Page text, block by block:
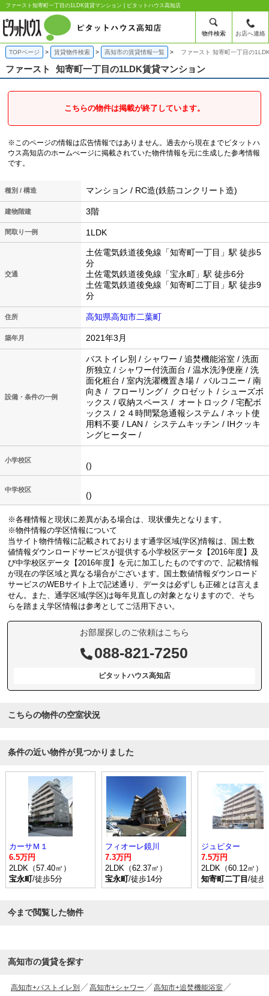
ファースト知寄町一丁目の1LDK賃貸マンション | ピタットハウス高知店
物件検索 お店へ連絡
TOPページ 賃貸物件検索 高知市の賃貸情報一覧 ファースト 知寄町一丁目の
ファースト 知寄町一丁目の1LDK賃貸マンション
こちらの物件は掲載が終了しています。
※このページの情報は広告情報ではありません。過去から現在までピタットハ
ウス高知店のホームぺージに掲載されていた物件情報を元に生成した参考情報
です。
種別 / 構造 マンション / RC造(鉄筋コンクリート造)
建物階建 3階
間取り一例 1LDK
交通
土佐電気鉄道後免線「知寄町一丁目」駅 徒歩5
分
土佐電気鉄道後免線「宝永町」駅 徒歩6分
土佐電気鉄道後免線「知寄町二丁目」駅 徒歩9
分
住所 高知県高知市二葉町
築年月 2021年3月
設備・条件の一例
バストイレ別 / シャワー / 追焚機能浴室 / 洗面
所独立 / シャワー付洗面台 / 温水洗浄便座 / 洗
面化粧台 / 室内洗濯機置き場 / バルコニー / 南
向き / フローリング / クロゼット / シューズボ
ックス / 収納スペース / オートロック / 宅配ボ
ックス / ２４時間緊急通報システム / ネット使
用料不要 / LAN / システムキッチン / IHクッキ
ングヒーター /
小学校区
()
中学校区
()
※各種情報と現状に差異がある場合は、現状優先となります。
※物件情報の学区情報について
当サイト物件情報に記載されております通学区域(学区)情報は、国土数
値情報ダウンロードサービスが提供する小学校区データ【2016年度】及
び中学校区データ【2016年度】を元に加工したものですので、記載情報
が現在の学区域と異なる場合がございます。国土数値情報ダウンロード
サービスのWEBサイト上で記述通り、データは必ずしも正確とは言えま
せん。また、通学区域(学区)は毎年見直しの対象となりますので、そち
らを踏まえ学区情報は参考としてご活用下さい。
お部屋探しのご依頼はこちら
088-821-7250
ピタットハウス高知店
こちらの物件の空室状況
条件の近い物件が見つかりました
カーサＭ１
6.5万円
2LDK（57.40㎡）
宝永町/徒歩5分
フィオーレ鏡川
7.3万円
2LDK（62.37㎡）
宝永町/徒歩14分
ジュピター
7.5万円
2LDK（60.12㎡）
知寄町二丁目 /徒歩
今まで閲覧した物件
高知市の賃貸を探す
高知市+バストイレ別 高知市+シャワー
高知市+追焚機能浴室